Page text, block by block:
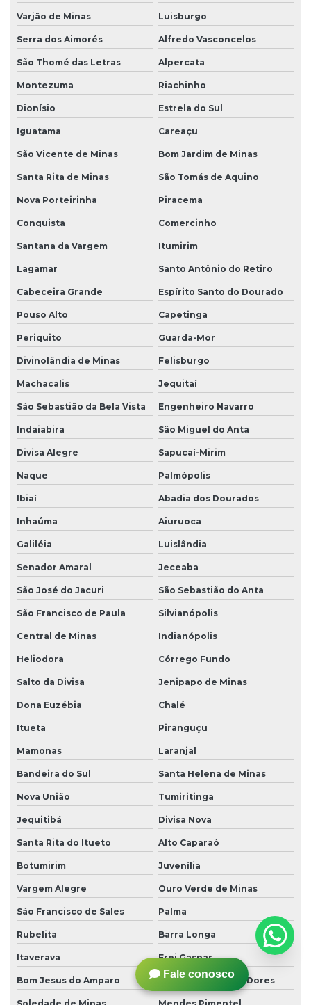
Varjão de Minas Luisburgo
Serra dos Aimorés Alfredo Vasconcelos
São Thomé das Letras Alpercata
Montezuma Riachinho
Dionísio Estrela do Sul
Iguatama Careaçu
São Vicente de Minas Bom Jardim de Minas
Santa Rita de Minas São Tomás de Aquino
Nova Porteirinha Piracema
Conquista Comercinho
Santana da Vargem Itumirim
Lagamar Santo Antônio do Retiro
Cabeceira Grande Espírito Santo do Dourado
Pouso Alto Capetinga
Periquito Guarda-Mor
Divinolândia de Minas Felisburgo
Machacalis Jequitaí
São Sebastião da Bela Vista Engenheiro Navarro
Indaiabira São Miguel do Anta
Divisa Alegre Sapucaí-Mirim
Naque Palmópolis
Ibiaí Abadia dos Dourados
Inhaúma Aiuruoca
Galiléia Luislândia
Senador Amaral Jeceaba
São José do Jacuri São Sebastião do Anta
São Francisco de Paula Silvianópolis
Central de Minas Indianópolis
Heliodora Córrego Fundo
Salto da Divisa Jenipapo de Minas
Dona Euzébia Chalé
Itueta Piranguçu
Mamonas Laranjal
Bandeira do Sul Santa Helena de Minas
Nova União Tumiritinga
Jequitibá Divisa Nova
Santa Rita do Itueto Alto Caparaó
Botumirim Juvenília
Vargem Alegre Ouro Verde de Minas
São Francisco de Sales Palma
Rubelita Barra Longa
Itaverava Frei Gaspar
Bom Jesus do Amparo São Domingos das Dores
Fale conosco